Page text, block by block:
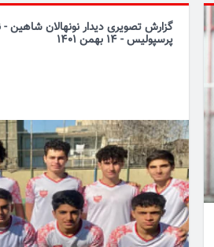
گزارش تصویری دیدار نونهالان شاهین -
پرسپولیس - 14 بهمن 1401